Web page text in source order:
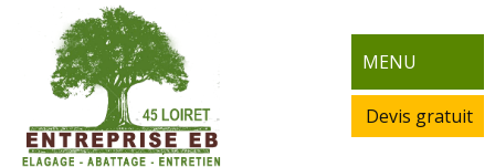
MENU
Devis gratuit